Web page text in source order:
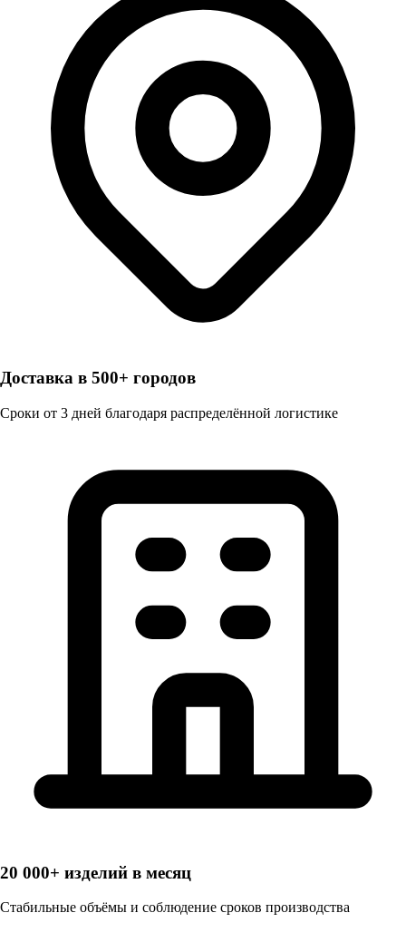
Доставка в 500+ городов
Сроки от 3 дней благодаря распределённой логистике
20 000+ изделий в месяц
Стабильные объёмы и соблюдение сроков производства